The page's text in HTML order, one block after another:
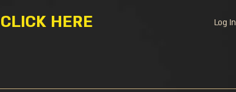
HERE Log In